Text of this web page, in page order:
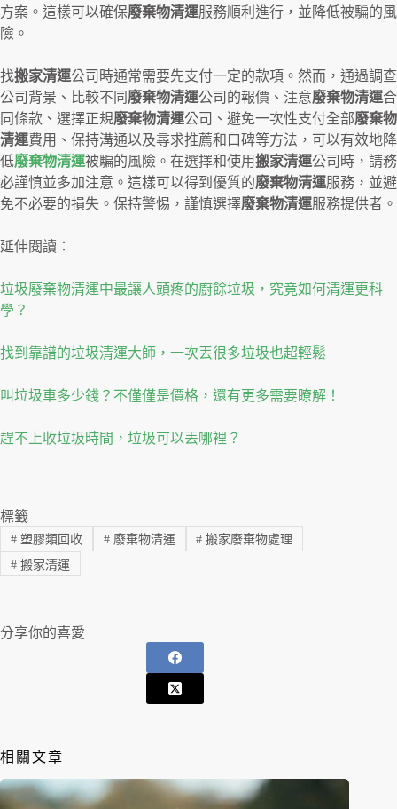
方案。這樣可以確保廢棄物清運服務順利進行，並降低被騙的風
險。
找搬家清運公司時通常需要先支付一定的款項。然而，通過調查
公司背景、比較不同 廢棄物清運公司的報價、注意廢棄物清運合
同條款、選擇正規廢棄物清運公司、避免一次性支付全部廢棄物
清運費用、保持溝通以及尋求推薦和口碑等方法，可以有效地降
低廢棄物清運被騙的風險。在選擇和使用搬家清運公司時，請務
必謹慎並多加注意。這樣可以得到優質的廢棄物清運服務，並避
免不必要的損失。保持警惕，謹慎選擇廢棄物清運服務提供者。
延伸閱讀：
垃圾廢棄物清運中最讓人頭疼的廚餘垃圾，究竟如何清運更科
學？
找到靠譜的垃圾清運大師，一次丟很多垃圾也超輕鬆
叫垃圾車多少錢？不僅僅是價格，還有更多需要瞭解！
趕不上收垃圾時間，垃圾可以丟哪裡？
標籤
#塑膠類回收 #廢棄物清運 # 搬家廢棄物處理
#搬家清運
分享你的喜愛
相關文章